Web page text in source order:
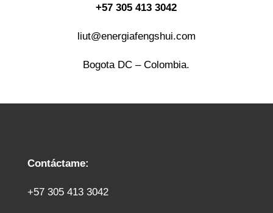
+57 305 413 3042
liut@energiafengshui.com
Bogota DC – Colombia.
Contáctame:
+57 305 413 3042